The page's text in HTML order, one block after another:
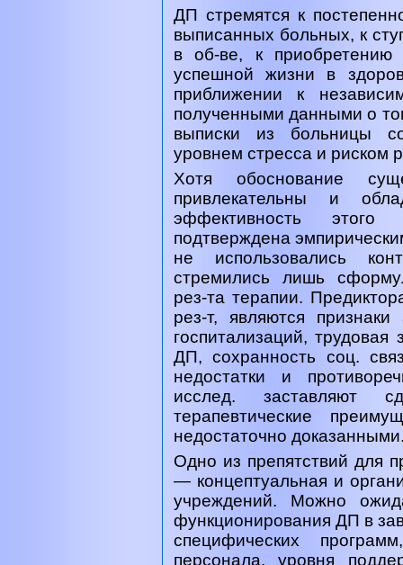
ДП стремятся к
выписанных больных, к
в об-ве, к
успешной жизни в
приближении к
полученными данными о
выписки из больницы
уровнем стресса и риском
Хотя обоснование
привлекательны и
эффективность
подтверждена
не использовались
стремились лишь
рез-та терапии.
рез-т, являются
госпитализаций,
ДП, сохранность соц.
недостатки и
исслед.
терапевтические
недостаточно
Одно из препятствий для
— концептуальная и
учреждений. Можно
функционирования ДП в
специфических
персонала, уровня